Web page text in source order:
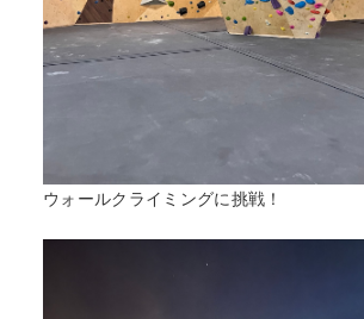
ウォールクライミングに挑戦！